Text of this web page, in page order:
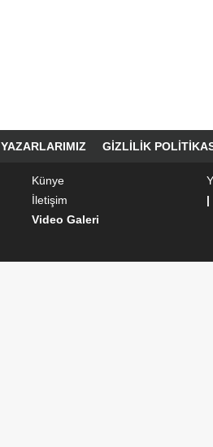
YAZARLARIMIZ GIZLILIK
Künye
İletişim
|
Video Galeri